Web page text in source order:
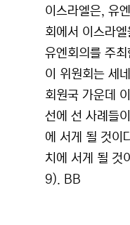
이스라엘은, 유
회에서 이스라
유엔회의를 주
이 위원회는 세
회원국 가운데
선에 선 사례들
에 서게 될 것이
치에 서게 될 것
9). BB